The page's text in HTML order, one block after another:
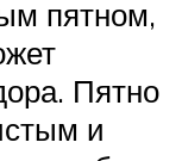
пятном,
Пятно
и